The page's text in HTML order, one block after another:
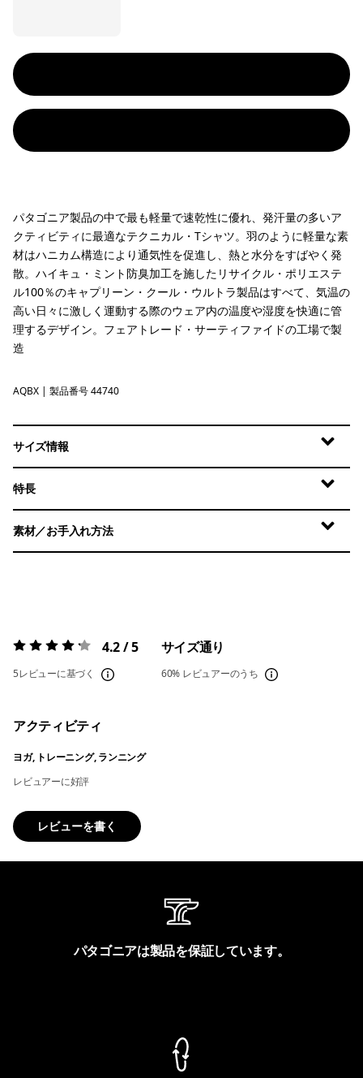
パタゴニア製品の中で最も軽量で速乾性に優れ、発汗量の多いア
クティビティに最適なテクニカル・Tシャツ。羽のように軽量な素
材はハニカム構造により通気性を促進し、熱と水分をすばやく発
散。ハイキュ・ミント防臭加工を施したリサイクル・ポリエステ
ル100％のキャプリーン・クール・ウルトラ製品はすべて、気温の
高い日々に激しく運動する際のウェア内の温度や湿度を快適に管
理するデザイン。フェアトレード・サーティファイドの工場で製
造
Aquatic Blue - Light Aquatic Blue X-Dye
AQBX | 製品番号 44740
サイズ情報
特長
素材／お手入れ方法
評価:4.2 / 5 4.2 / 5
5レビューに基づく
サイズ通り
60% レビュアーのうち
アクティビティ
ヨガ, トレーニング, ランニング
レビュアーに好評
レビューを書く
パタゴニアは製品を保証しています。